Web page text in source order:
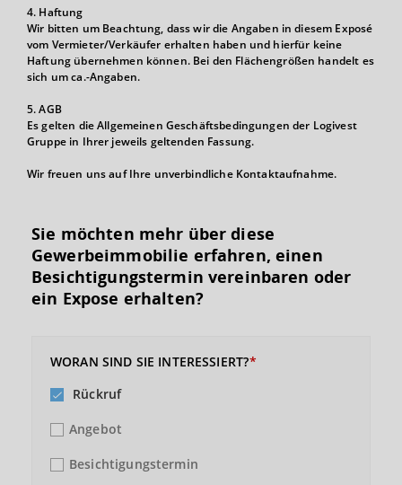
4. Haftung
Wir bitten um Beachtung, dass wir die Angaben in diesem Exposé
vom Vermieter/Verkäufer erhalten haben und hierfür keine
Haftung übernehmen können. Bei den Flächengrößen handelt es
sich um ca.-Angaben.
5. AGB
Es gelten die Allgemeinen Geschäftsbedingungen der Logivest
Gruppe in Ihrer jeweils geltenden Fassung.
Wir freuen uns auf Ihre unverbindliche Kontaktaufnahme.
Sie möchten mehr über diese
Gewerbeimmobilie erfahren, einen
Besichtigungs­termin vereinbaren oder
ein Expose erhalten?
WORAN SIND SIE INTERESSIERT?
Rückruf
Angebot
Besichtigungstermin